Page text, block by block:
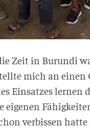
Zeit in Burun­di
mich an
Ein­sat­zes
eige­nen
ver­bis­sen